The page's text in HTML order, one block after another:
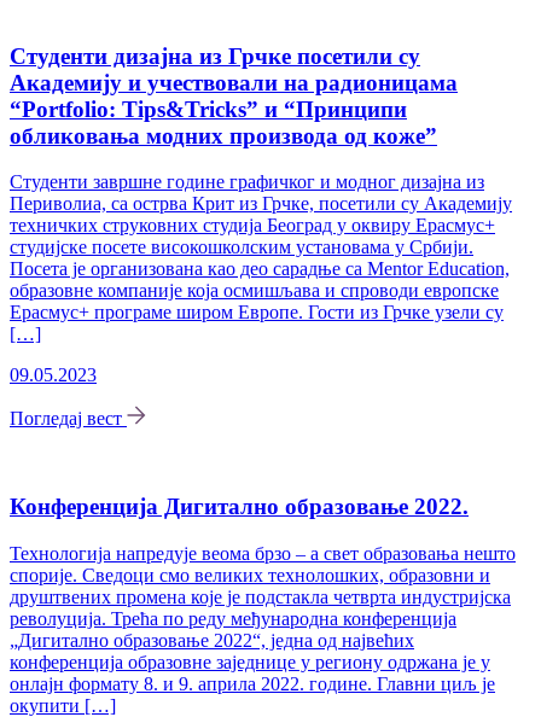
Студенти дизајна из Грчке посетили су
Академију и учествовали на радионицама
“Portfolio: Tips&Tricks” и “Принципи
обликовања модних производа од коже”
Студенти завршне године графичког и модног дизајна из
Периволиа, са острва Крит из Грчке, посетили су Академију
техничких струковних студија Београд у оквиру Ерасмус+
студијске посете високошколским установама у Србији.
Посета је организована као део сарадње са Mentor Education,
образовне компаније која осмишљава и спроводи европске
Ерасмус+ програме широм Европе. Гости из Грчке узели су
[…]
09.05.2023
Погледај вест
Конференција Дигитално образовање 2022.
Технологија напредује веома брзо – а свет образовања нешто
спорије. Сведоци смо великих технолошких, образовни и
друштвених промена које је подстакла четврта индустријска
револуција. Трећа по реду међународна конференција
„Дигитално образовање 2022“, једна од највећих
конференција образовне заједнице у региону одржана је у
онлајн формату 8. и 9. априла 2022. године. Главни циљ је
окупити […]